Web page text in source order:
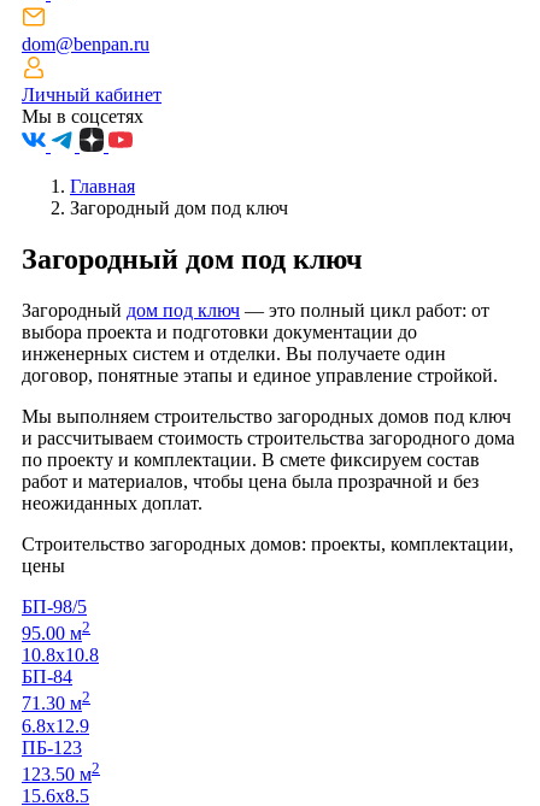
dom@benpan.ru
Личный кабинет
Мы в соцсетях
Главная
Загородный дом под ключ
Загородный дом под ключ
Загородный дом под ключ — это полный цикл работ: от
выбора проекта и подготовки документации до
инженерных систем и отделки. Вы получаете один
договор, понятные этапы и единое управление стройкой.
Мы выполняем строительство загородных домов под ключ
и рассчитываем стоимость строительства загородного дома
по проекту и комплектации. В смете фиксируем состав
работ и материалов, чтобы цена была прозрачной и без
неожиданных доплат.
Строительство загородных домов: проекты, комплектации,
цены
БП-98/5
95.00 м2
10.8х10.8
БП-84
71.30 м2
6.8х12.9
ПБ-123
123.50 м2
15.6х8.5